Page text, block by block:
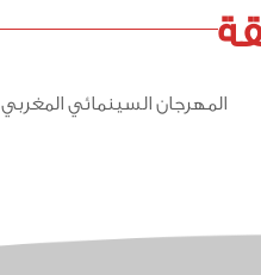
المهرجان السينمائي المغربي